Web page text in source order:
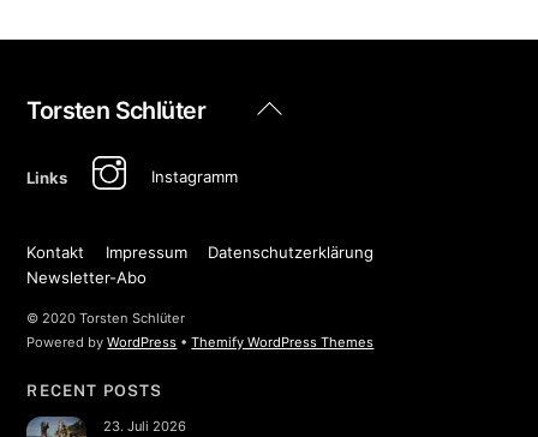
Back
Torsten Schlüter
Links Instagramm
Kontakt Impressum
Datenschutzerklärung
Newsletter-Abo
© 2020 Torsten Schlüter
Powered byWordPress •Themify WordPress Themes
RECENT POSTS
23. Juli 2026